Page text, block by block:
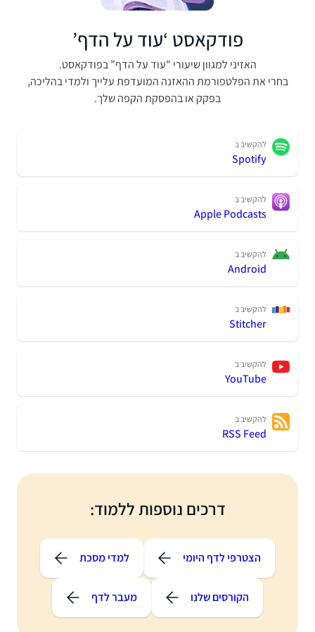
פודקאסט ‘עוד על הדף’
האזיני למגוון שיעורי "עוד על הדף” בפודקאסט.
בחרי את הפלטפורמת ההאזנה המועדפת עלייך ולמדי בהליכה,
בפקק או בהפסקת הקפה שלך.
להקשיב ב
Spotify
להקשיב ב
Apple Podcasts
להקשיב ב
Android
להקשיב ב
Stitcher
להקשיב ב
YouTube
להקשיב ב
RSS Feed
דרכים נוספות ללמוד:
הצטרפי לדף היומי למדי מסכת
הקורסים שלנו מעבר לדף